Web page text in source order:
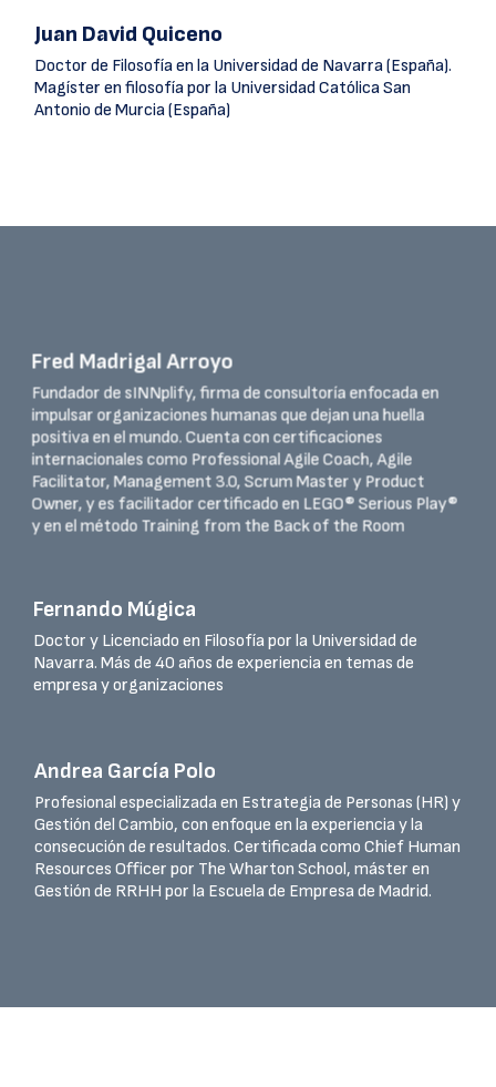
Juan David Quiceno
Doctor de Filosofía en la Universidad de Navarra (España).
Magíster en filosofía por la Universidad Católica San
Antonio de Murcia (España)
Fred Madrigal Arroyo
Fundador de sINNplify, firma de consultoría enfocada en
impulsar organizaciones humanas que dejan una huella
positiva en el mundo. Cuenta con certificaciones
internacionales como Professional Agile Coach, Agile
Facilitator, Management 3.0, Scrum Master y Product
Owner, y es facilitador certificado en LEGO® Serious Play®
y en el método Training from the Back of the Room
Fernando Múgica
Doctor y Licenciado en Filosofía por la Universidad de
Navarra. Más de 40 años de experiencia en temas de
empresa y organizaciones
Andrea García Polo
Profesional especializada en Estrategia de Personas (HR) y
Gestión del Cambio, con enfoque en la experiencia y la
consecución de resultados. Certificada como Chief Human
Resources Officer por The Wharton School, máster en
Gestión de RRHH por la Escuela de Empresa de Madrid.